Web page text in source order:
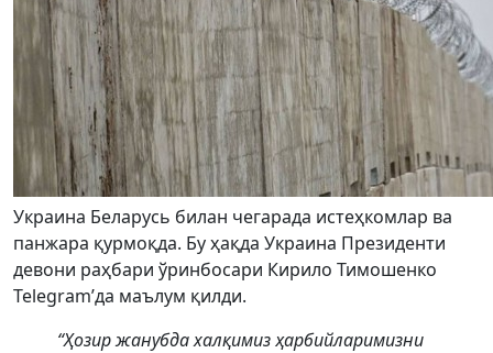
Украина Беларусь билан чегарада истеҳкомлар ва
панжара қурмоқда. Бу ҳақда Украина Президенти
девони раҳбари ўринбосари Кирило Тимошенко
Telegram’да маълум қилди.
“Ҳозир жанубда халқимиз ҳарбийларимизни